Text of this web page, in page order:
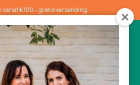
vanaf €100,- gratis verzending.
0
/ Plasmalift